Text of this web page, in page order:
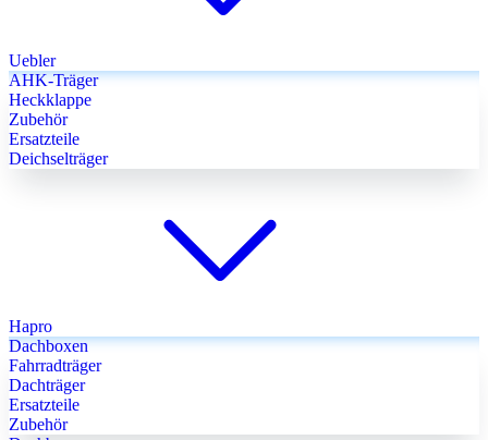
Uebler
AHK-Träger
Heckklappe
Zubehör
Ersatzteile
Deichselträger
Hapro
Dachboxen
Fahrradträger
Dachträger
Ersatzteile
Zubehör